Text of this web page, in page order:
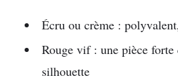
Écru ou crème :
Rouge vif : une pièce
silhouette